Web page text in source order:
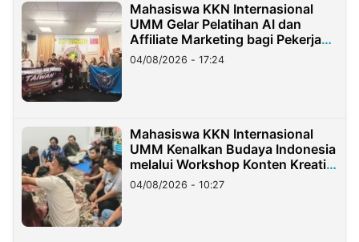
Mahasiswa KKN Internasional
UMM Gelar Pelatihan AI dan
Affiliate Marketing bagi Pekerja
Migran Indonesia di Taiwan
04/08/2026 - 17:24
Mahasiswa KKN Internasional
UMM Kenalkan Budaya Indonesia
melalui Workshop Konten Kreatif
di Taiwan
04/08/2026 - 10:27